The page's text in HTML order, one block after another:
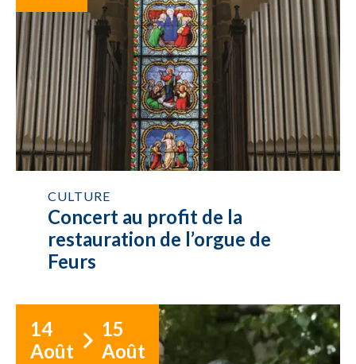
CULTURE
Concert au profit de la
restauration de l’orgue de
Feurs
14
Août
15
Août